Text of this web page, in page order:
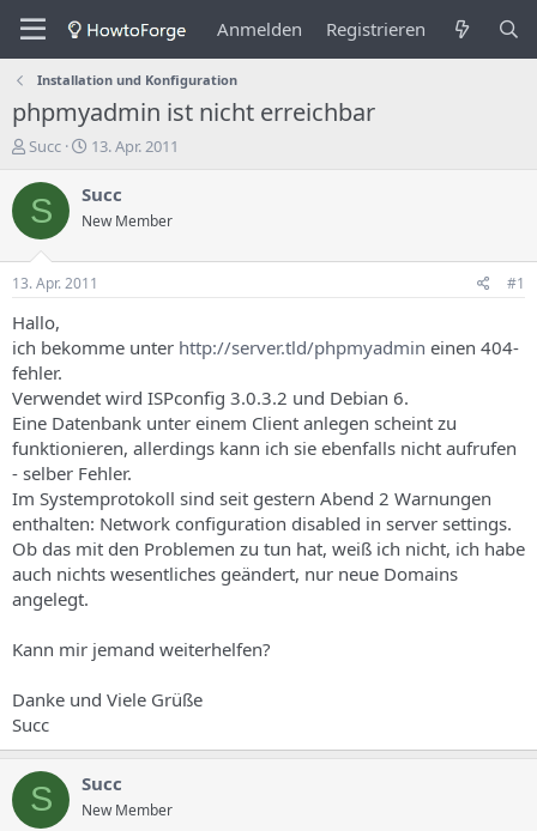
Anmelden Registrieren
Installation und Konfiguration
phpmyadmin ist nicht erreichbar
E
s
t
e
e
r
d
e
s
T
h
e
m
s
Succ
E
s
e
l
u
s
a
t
u
m
13. Apr. 2011
S Succ
New Member
13. Apr. 2011 #1
Hallo,
ich bekomme unter http://server.tld/phpmyadmin einen 404-
fehler.
Verwendet wird ISPconfig 3.0.3.2 und Debian 6.
Eine Datenbank unter einem Client anlegen scheint zu
funktionieren, allerdings kann ich sie ebenfalls nicht aufrufen
- selber Fehler.
Im Systemprotokoll sind seit gestern Abend 2 Warnungen
enthalten: Network configuration disabled in server settings.
Ob das mit den Problemen zu tun hat, weiß ich nicht, ich habe
auch nichts wesentliches geändert, nur neue Domains
angelegt.
Kann mir jemand weiterhelfen?
Danke und Viele Grüße
Succ
S Succ
New Member